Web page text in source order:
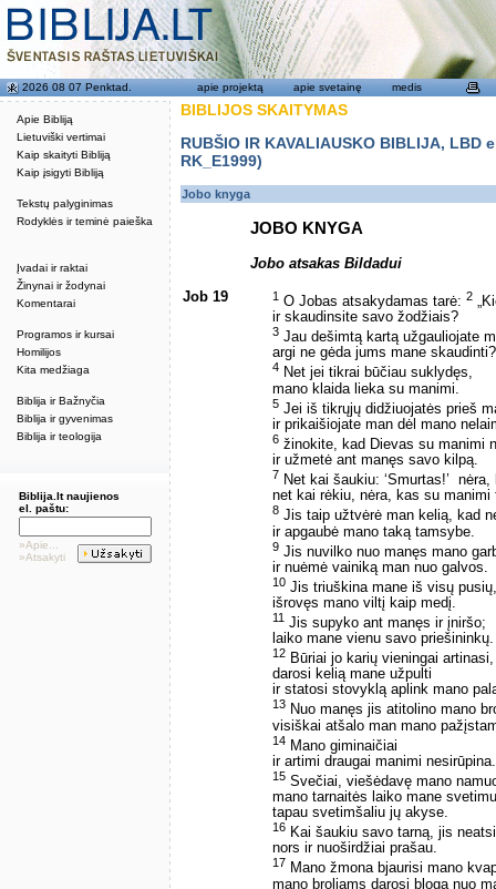
Apie Bibliją
Lietuviški vertimai
Kaip skaityti Bibliją
Kaip įsigyti Bibliją
Tekstų palyginimas
Rodyklės ir teminė paieška
Įvadai ir raktai
Žinynai ir žodynai
Komentarai
Programos ir kursai
Homilijos
Kita medžiaga
Biblija ir Bažnyčia
Biblija ir gyvenimas
Biblija ir teologija
2026 08 07 Penktad. apie projektą apie svetainę medis
Biblija.lt naujienos
el. paštu:
»Apie...
»Atsakyti
BIBLIJOS SKAITYMAS
RUBŠIO IR KAVALIAUSKO BIBLIJA,
RK_E1999)
Jobo knyga
JOBO KNYGA
Jobo atsakas Bildadui
Job 19 1 O Jobas atsakydamas tarė: 2
ir skaudinsite savo žodžiais?
3 Jau dešimtą kartą užgauliojate
argi ne gėda jums mane skaudinti?
4 Net jei tikrai būčiau suklydęs,
mano klaida lieka su manimi.
5 Jei iš tikrųjų didžiuojatės prieš
ir prikaišiojate man dėl mano
6 žinokite, kad Dievas su manimi
ir užmetė ant manęs savo kilpą.
7 Net kai šaukiu: ‘Smurtas!’
net kai rėkiu, nėra, kas su manimi
8 Jis taip užtvėrė man kelią, kad
ir apgaubė mano taką tamsybe.
9 Jis nuvilko nuo manęs mano
ir nuėmė vainiką man nuo galvos.
10 Jis triuškina mane iš visų pusių,
išrovęs mano viltį kaip medį.
11 Jis supyko ant manęs ir įniršo;
laiko mane vienu savo priešininkų.
12 Būriai jo karių vieningai artinasi,
darosi kelią mane užpulti
ir statosi stovyklą aplink mano
13 Nuo manęs jis atitolino mano
visiškai atšalo man mano
14 Mano giminaičiai
ir artimi draugai manimi nesirūpina.
15 Svečiai, viešėdavę mano
mano tarnaitės laiko mane
tapau svetimšaliu jų akyse.
16 Kai šaukiu savo tarną, jis
nors ir nuoširdžiai prašau.
17 Mano žmona bjaurisi mano
mano broliams darosi bloga nuo